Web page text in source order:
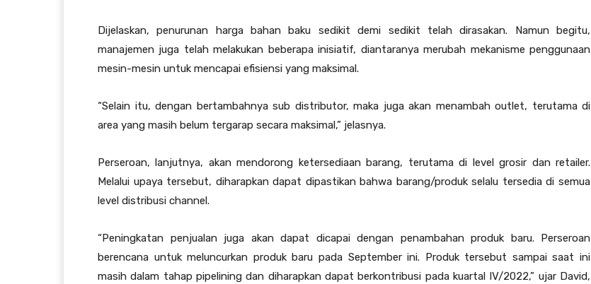
Dijelaskan, penurunan harga bahan baku sedikit demi sedikit telah dirasakan. Namun begitu,
manajemen juga telah melakukan beberapa inisiatif, diantaranya merubah mekanisme penggunaan
mesin-mesin untuk mencapai efisiensi yang maksimal.
“Selain itu, dengan bertambahnya sub distributor, maka juga akan menambah outlet, terutama di
area yang masih belum tergarap secara maksimal,” jelasnya.
Perseroan, lanjutnya, akan mendorong ketersediaan barang, terutama di level grosir dan retailer.
Melalui upaya tersebut, diharapkan dapat dipastikan bahwa barang/produk selalu tersedia di semua
level distribusi channel.
“Peningkatan penjualan juga akan dapat dicapai dengan penambahan produk baru. Perseroan
berencana untuk meluncurkan produk baru pada September ini. Produk tersebut sampai saat ini
masih dalam tahap pipelining dan diharapkan dapat berkontribusi pada kuartal IV/2022,” ujar David,